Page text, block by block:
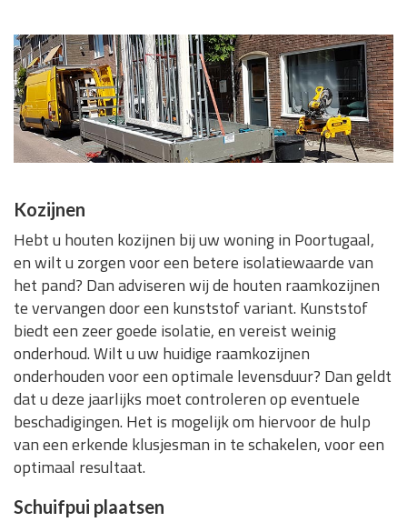
Kozijnen
Hebt u houten kozijnen bij uw woning in Poortugaal,
en wilt u zorgen voor een betere isolatiewaarde van
het pand? Dan adviseren wij de houten raamkozijnen
te vervangen door een kunststof variant. Kunststof
biedt een zeer goede isolatie, en vereist weinig
onderhoud. Wilt u uw huidige raamkozijnen
onderhouden voor een optimale levensduur? Dan geldt
dat u deze jaarlijks moet controleren op eventuele
beschadigingen. Het is mogelijk om hiervoor de hulp
van een erkende klusjesman in te schakelen, voor een
optimaal resultaat.
Schuifpui plaatsen